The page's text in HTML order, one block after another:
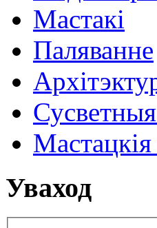
Мастакі
Паляванне
Уваход